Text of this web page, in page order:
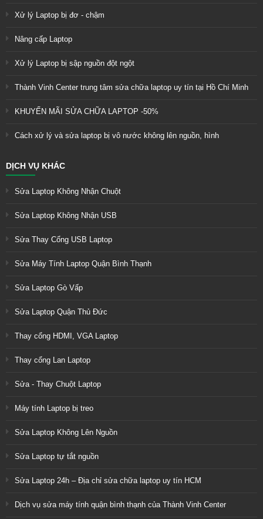
Xử lý Laptop bị đơ - chậm
Nâng cấp Laptop
Xử lý Laptop bị sập nguồn đột ngột
Thành Vinh Center trung tâm sửa chữa laptop uy tín tại Hồ Chí Minh
KHUYẾN MÃI SỬA CHỮA LAPTOP -50%
Cách xử lý và sửa laptop bị vô nước không lên nguồn, hình
DỊCH VỤ KHÁC
Sửa Laptop Không Nhận Chuột
Sửa Laptop Không Nhận USB
Sửa Thay Cổng USB Laptop
Sửa Máy Tính Laptop Quận Bình Thạnh
Sửa Laptop Gò Vấp
Sửa Laptop Quận Thủ Đức
Thay cổng HDMI, VGA Laptop
Thay cổng Lan Laptop
Sửa - Thay Chuột Laptop
Máy tính Laptop bị treo
Sửa Laptop Không Lên Nguồn
Sửa Laptop tự tắt nguồn
Sửa Laptop 24h – Địa chỉ sửa chữa laptop uy tín HCM
Dịch vụ sửa máy tính quận bình thạnh của Thành Vinh Center